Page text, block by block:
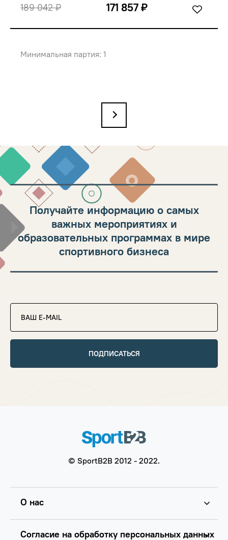
189 042 ₽
171 857 ₽
Минимальная партия: 1
→
Получайте информацию о самых
важных мероприятиях и
образовательных программах в мире
спортивного бизнеса
ПОДПИСАТЬСЯ
© SportB2B 2012 - 2022.
О нас
Согласие на обработку персональных данных